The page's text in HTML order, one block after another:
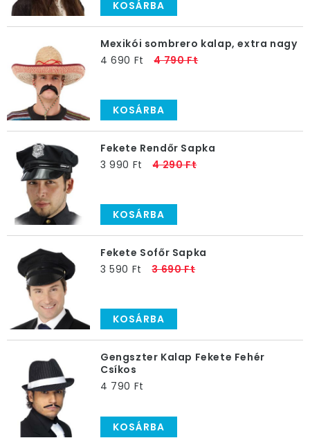
KOSÁRBA
Mexikói sombrero kalap, extra nagy
4 690 Ft
4 790 Ft
KOSÁRBA
Fekete Rendőr Sapka
3 990 Ft
4 290 Ft
KOSÁRBA
Fekete Sofőr Sapka
3 590 Ft
3 690 Ft
KOSÁRBA
Gengszter Kalap Fekete Fehér
Csíkos
4 790 Ft
KOSÁRBA